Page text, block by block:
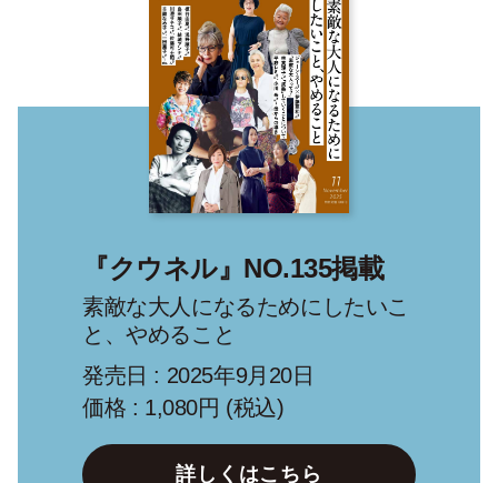
『クウネル』NO.135掲載
素敵な大人になるためにしたいこ
と、やめること
発売日 : 2025年9月20日
価格 : 1,080円 (税込)
詳しくはこちら